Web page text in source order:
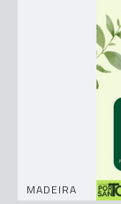
MADEIRA